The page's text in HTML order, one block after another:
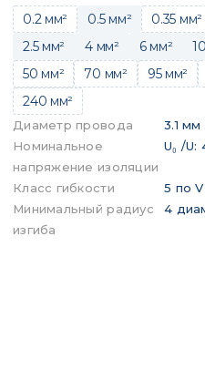
0.2 мм² 0.5 мм² 0.35 мм²
2.5 мм²
4 мм² 6 мм²
50 мм²
70 мм² 95 мм²
240 мм²
Диаметр провода
3.1 мм
Номинальное
напряжение изоляции
U₀ /
Класс гибкости
5 по
Минимальный радиус
изгиба
4